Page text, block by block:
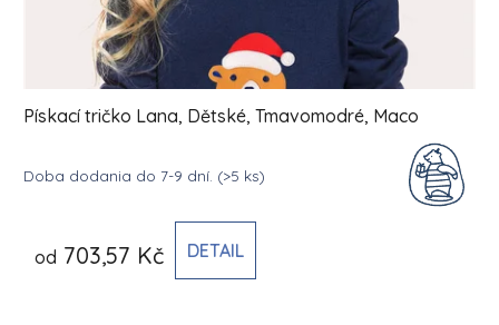
Pískací tričko Lana, Dětské, Tmavomodré, Maco
Doba dodania do 7-9 dní. (>5 ks)
od 703,57 Kč DETAIL